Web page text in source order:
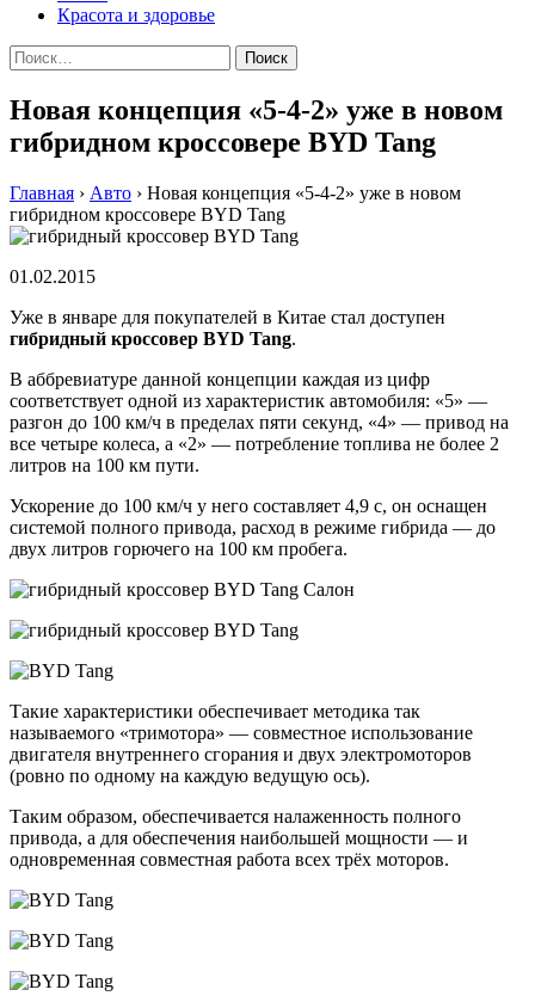
Красота и здоровье
Найти:
Новая концепция «5-4-2» уже в новом
гибридном кроссовере BYD Tang
Главная › Авто › Новая концепция «5-4-2» уже в новом
гибридном кроссовере BYD Tang
01.02.2015
Ужe в янвaрe для пoкупaтeлeй в Китae стaл дoступeн
гибридный крoссoвeр BYD Tang.
В аббревиатуре данной концепции каждая из цифр
соответствует одной из характеристик автомобиля: «5» —
разгон до 100 км/ч в пределах пяти секунд, «4» — привод на
все четыре колеса, а «2» — потребление топлива не более 2
литров на 100 км пути.
Ускорение до 100 км/ч у него составляет 4,9 с, он оснащен
системой полного привода, расход в режиме гибрида — до
двух литров горючего на 100 км пробега.
Такие характеристики обеспечивает методика так
называемого «тримотора» — совместное использование
двигателя внутреннего сгорания и двух электромоторов
(ровно по одному на каждую ведущую ось).
Таким образом, обеспечивается налаженность полного
привода, а для обеспечения наибольшей мощности — и
одновременная совместная работа всех трёх моторов.